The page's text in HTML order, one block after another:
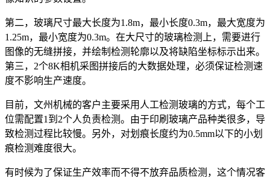
第二，玻璃尺寸最大长度为1.8m，最小长度0.3m，最大宽度为
1.25m，最小宽度为0.3m。在大尺寸的玻璃检测上，需要进行
图像的无缝拼接，并绘制检测轮廓以及将缺陷坐标标示出来。
第三，2个8K相机采图拼接后的大数据处理，必须保证检测速
度不影响生产速度。
目前，文州机械的客户主要采用人工检测玻璃的方式，每个工
位需配置1到2个人负责检测。由于印刷玻璃产品种类很多，导
致检测过程比较慢。另外，对划痕长度约为0.5mm以下的小划
痕检测难度很大。
有时候为了保证生产效率而不得不放弃品质检测，这个情况客